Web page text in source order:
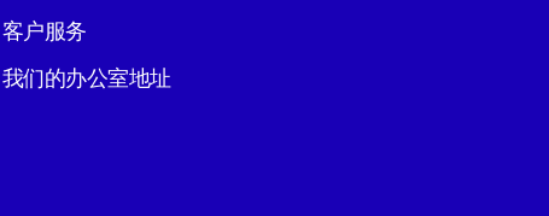
客户服务
我们的办公室地址